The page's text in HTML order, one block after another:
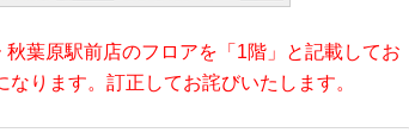
葉原駅前店のフロアを「1階」と記載してお
ります。訂正してお詫びいたします。